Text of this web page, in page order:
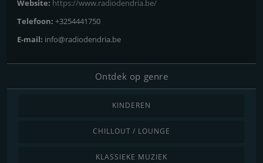
Website: https://www.radiodendria.be/
Telefoon: +3254441750
E-mail: info@radiodendria.be
Ontdek op genre
KINDEREN
CHILLOUT / LOUNGE
KLASSIEKE MUZIEK